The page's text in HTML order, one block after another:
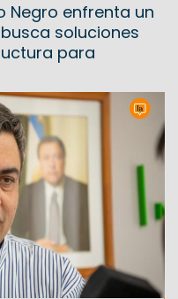
Negro enfrenta un
soluciones
para